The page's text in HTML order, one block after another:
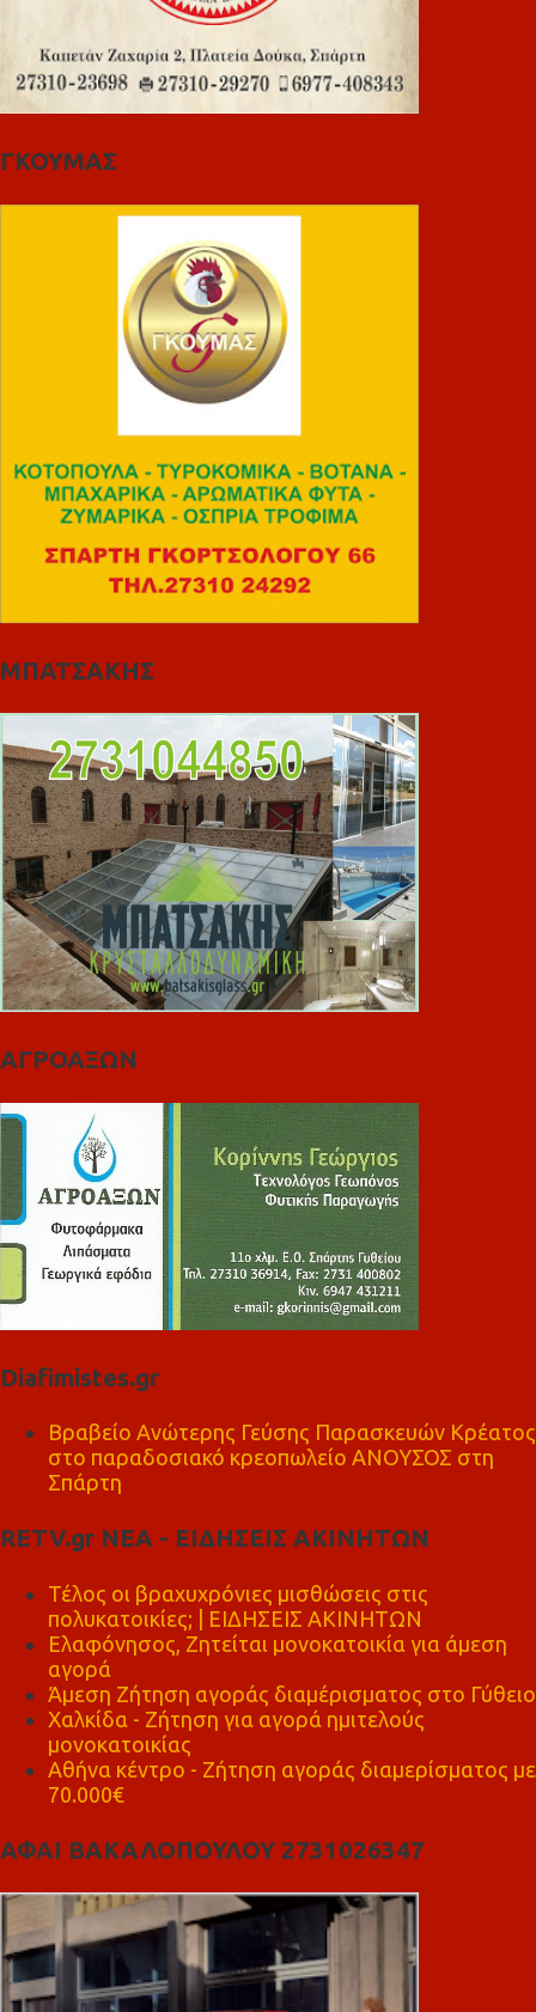
ΓΚΟΥΜΑΣ
ΜΠΑΤΣΑΚΗΣ
ΑΓΡΟΑΞΩΝ
Diafimistes.gr
Βραβείο Ανώτερης Γεύσης Παρασκευών Κρέατος
στο παραδοσιακό κρεοπωλείο ΑΝΟΥΣΟΣ στη
Σπάρτη
RETV.gr ΝΕΑ - ΕΙΔΗΣΕΙΣ ΑΚΙΝΗΤΩΝ
Τέλος οι βραχυχρόνιες μισθώσεις στις
πολυκατοικίες; | ΕΙΔΗΣΕΙΣ ΑΚΙΝΗΤΩΝ
Ελαφόνησος, Ζητείται μονοκατοικία για άμεση
αγορά
Άμεση Ζήτηση αγοράς διαμέρισματος στο Γύθειο
Χαλκίδα - Ζήτηση για αγορά ημιτελούς
μονοκατοικίας
Αθήνα κέντρο - Ζήτηση αγοράς διαμερίσματος με
70.000€
ΑΦΑΙ ΒΑΚΑΛΟΠΟΥΛΟΥ 2731026347